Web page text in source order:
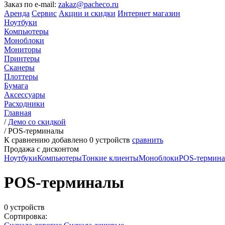
Заказ по e-mail: zakaz@pacheco.ru
Аренда Сервис Акции и скидки Интернет магазин
Ноутбуки
Компьютеры
Моноблоки
Мониторы
Принтеры
Сканеры
Плоттеры
Бумага
Аксессуары
Расходники
Главная
/ Демо со скидкой
/POS-терминалы
К сравнению добавлено 0 устройств сравнить
Продажа с дисконтом
НоутбукиКомпьютерыТонкие клиентыМоноблокиPOS-
POS-терминалы
0 устройств
Сортировка: